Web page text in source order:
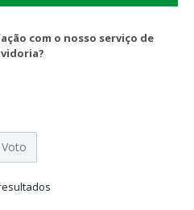
com o nosso serviço de